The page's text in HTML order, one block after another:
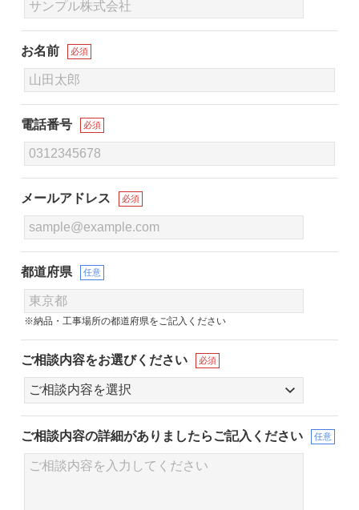
お名前 必須
電話番号 必須
メールアドレス 必須
都道府県 任意
※納品・工事場所の都道府県をご記入ください
ご相談内容をお選びください 必須
ご相談内容の詳細がありましたらご記入ください 任意